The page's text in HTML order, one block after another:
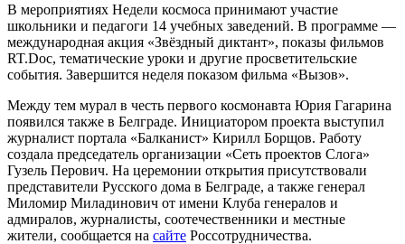
В мероприятиях Недели космоса принимают участие
школьники и педагоги 14 учебных заведений. В программе —
международная акция «Звёздный диктант», показы фильмов
RT.Doc, тематические уроки и другие просветительские
события. Завершится неделя показом фильма «Вызов».
Между тем мурал в честь первого космонавта Юрия Гагарина
появился также в Белграде. Инициатором проекта выступил
журналист портала «Балканист» Кирилл Борщов. Работу
создала председатель организации «Сеть проектов Слога»
Гузель Перович. На церемонии открытия присутствовали
представители Русского дома в Белграде, а также генерал
Миломир Миладинович от имени Клуба генералов и
адмиралов, журналисты, соотечественники и местные
жители, сообщается на сайте Россотрудничества.